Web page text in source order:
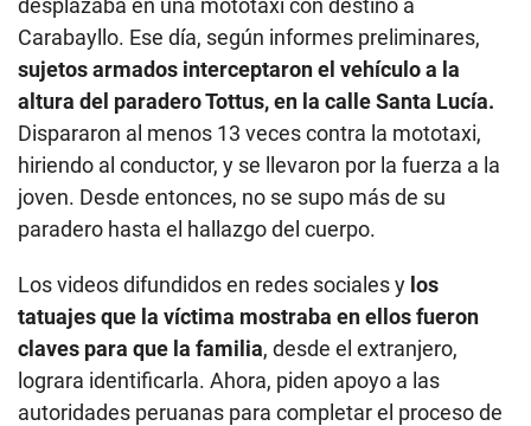
Carabayllo. Ese día, según informes preliminares,
sujetos armados interceptaron el vehículo a la
altura del paradero Tottus, en la calle Santa Lucía.
Dispararon al menos 13 veces contra la mototaxi,
hiriendo al conductor, y se llevaron por la fuerza a la
joven. Desde entonces, no se supo más de su
paradero hasta el hallazgo del cuerpo.
Los videos difundidos en redes sociales y los
tatuajes que la víctima mostraba en ellos fueron
claves para que la familia, desde el extranjero,
lograra identificarla. Ahora, piden apoyo a las
autoridades peruanas para completar el proceso de